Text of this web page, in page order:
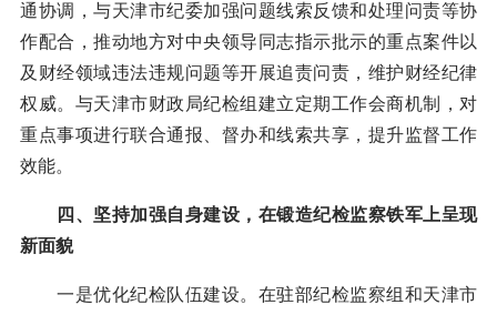
通协调，与天津市纪委加强问题线索反馈和处理问责等协
作配合，推动地方对中央领导同志指示批示的重点案件以
及财经领域违法违规问题等开展追责问责，维护财经纪律
权威。与天津市财政局纪检组建立定期工作会商机制，对
重点事项进行联合通报、督办和线索共享，提升监督工作
效能。
四、坚持加强自身建设，在锻造纪检监察铁军上呈现
新面貌
一是优化纪检队伍建设。在驻部纪检监察组和天津市